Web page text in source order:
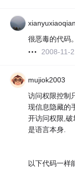
很恶毒的代码。
2008-11-
mujiok2003
访问权限控制
现信息隐藏的
开访问权限,
是语言本身.
以下代码一样